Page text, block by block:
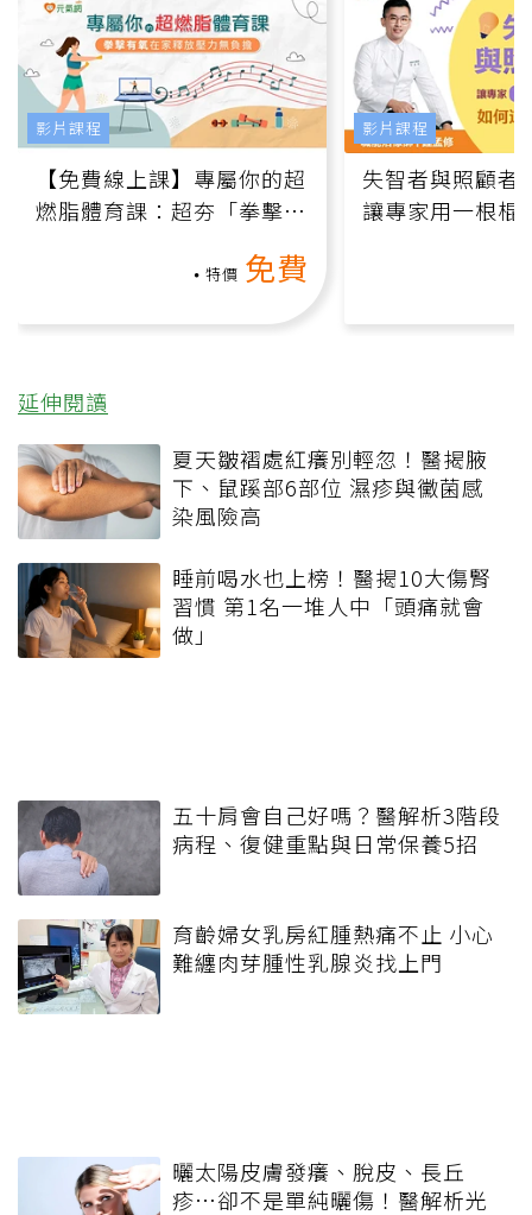
【免費線上課】專屬你的超
燃脂體育課：超夯「拳擊有
特價 免費
影片課程
失智者與照顧者
讓專家用一根棍
影片課程
延伸閱讀
夏天皺褶處紅癢別輕忽！醫揭腋
下、鼠蹊部6部位 濕疹與黴菌感
染風險高
睡前喝水也上榜！醫揭10大傷腎
習慣 第1名一堆人中「頭痛就會
做」
五十肩會自己好嗎？醫解析3階段
病程、復健重點與日常保養5招
育齡婦女乳房紅腫熱痛不止 小心
難纏肉芽腫性乳腺炎找上門
曬太陽皮膚發癢、脫皮、長丘
疹…卻不是單純曬傷！醫解析光